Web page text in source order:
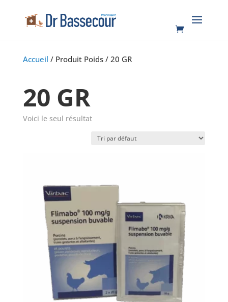
Accueil / Produit Poids / 20 GR
20 GR
Voici le seul résultat